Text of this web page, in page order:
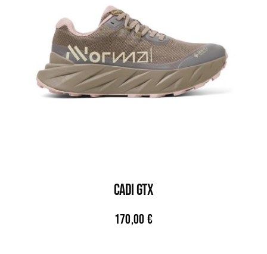
CADI GTX
170,00 €